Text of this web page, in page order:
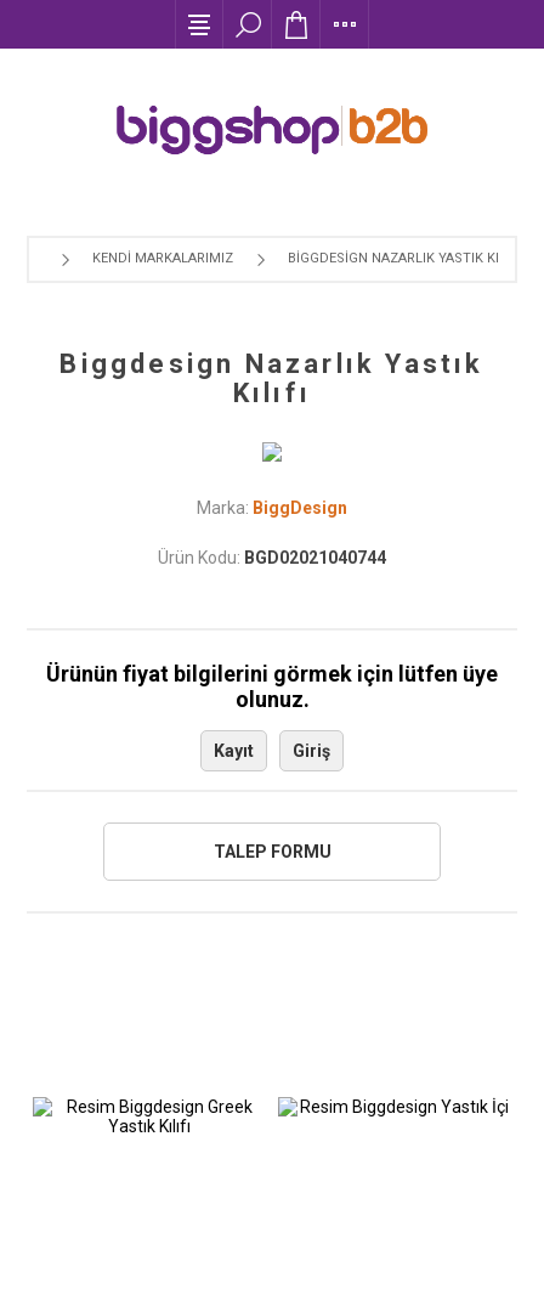
KENDI MARKALARIMIZ BIGGDESIGN NAZARLIK YASTIK KILIFI
Biggdesign Nazarlık Yastık
Kılıfı
Marka: BiggDesign
Ürün Kodu: BGD02021040744
Ürünün fiyat bilgilerini görmek için lütfen üye
olunuz.
Kayıt Giriş